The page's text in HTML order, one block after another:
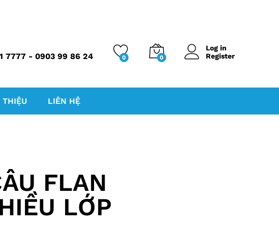
7777 - 0903 99 86 24 0 0
Log in
Register
THIỆU LIÊN HỆ
FLAN
LỚP